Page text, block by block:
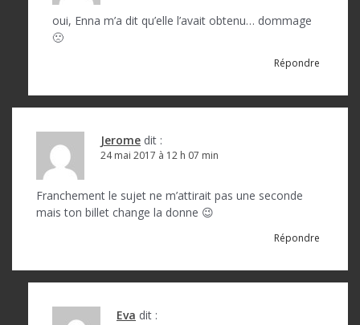
oui, Enna m’a dit qu’elle l’avait obtenu… dommage
🙁
Répondre
Jerome dit :
24 mai 2017 à 12 h 07 min
Franchement le sujet ne m’attirait pas une seconde
mais ton billet change la donne 😉
Répondre
Eva dit :